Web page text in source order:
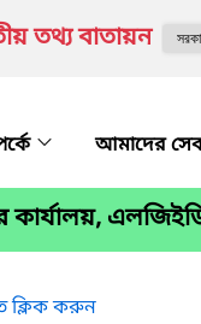
তথ্য বাতায়ন
আমাদের
ক্লিক করুন